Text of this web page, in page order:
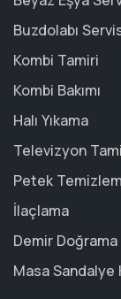
Buzdolabı
Kombi Tamiri
Kombi Bakımı
Halı Yıkama
Televizyon
Petek
İlaçlama
Demir
Masa Sandalye